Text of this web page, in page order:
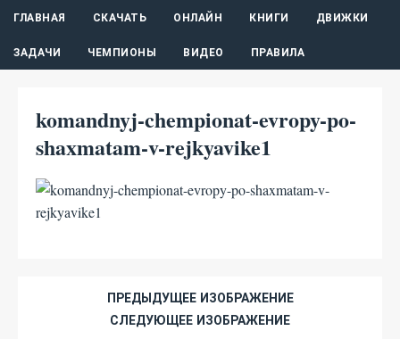
ГЛАВНАЯ СКАЧАТЬ ОНЛАЙН КНИГИ ДВИЖКИ
ЗАДАЧИ ЧЕМПИОНЫ ВИДЕО ПРАВИЛА
komandnyj-chempionat-evropy-po-
shaxmatam-v-rejkyavike1
ПРЕДЫДУЩЕЕ ИЗОБРАЖЕНИЕ
СЛЕДУЮЩЕЕ ИЗОБРАЖЕНИЕ